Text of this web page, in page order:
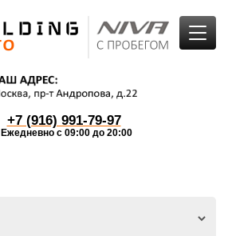
+7 (916) 991-79-97
Ежедневно с 09:00 до 20:00